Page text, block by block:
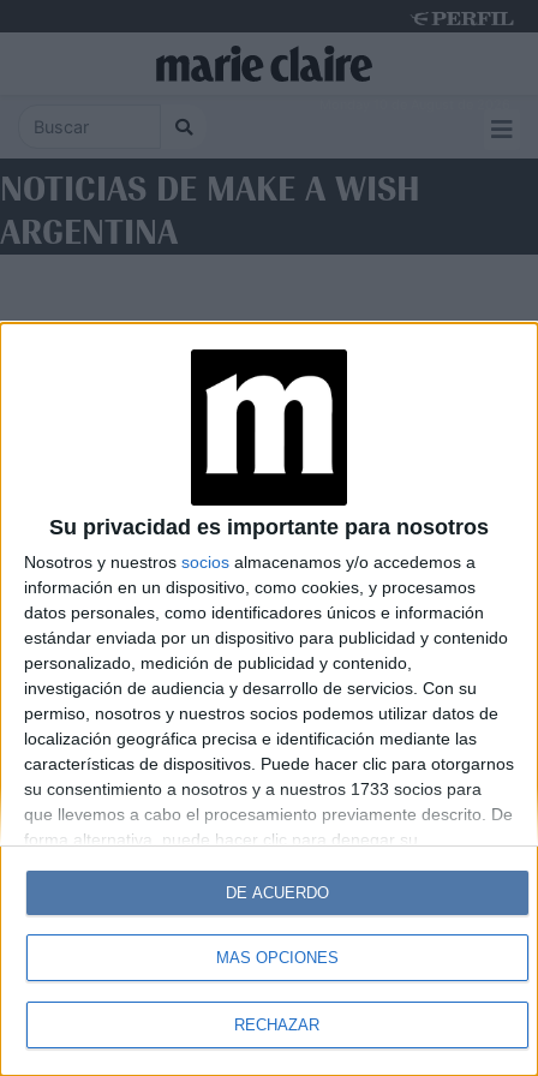
Su privacidad es importante para nosotros
Nosotros y nuestros socios almacenamos y/o accedemos a
información en un dispositivo, como cookies, y procesamos
datos personales, como identificadores únicos e información
estándar enviada por un dispositivo para publicidad y contenido
personalizado, medición de publicidad y contenido,
investigación de audiencia y desarrollo de servicios. Con su
permiso, nosotros y nuestros socios podemos utilizar datos de
localización geográfica precisa e identificación mediante las
características de dispositivos. Puede hacer clic para otorgarnos
su consentimiento a nosotros y a nuestros 1733 socios para
que llevemos a cabo el procesamiento previamente descrito. De
forma alternativa, puede hacer clic para denegar su
cambiar sus preferencias antes de otorgar su consentimiento.
Tenga en cuenta que algún procesamiento de sus datos
personales puede no requerir de su consentimiento, pero usted
tiene el derecho de rechazar tal procesamiento. Sus
sus preferencias o retirar su consentimiento en cualquier
MÁS OPCIONES
RECHAZAR
DE ACUERDO
NOTICIAS DE MAKE A WISH
ARGENTINA
Caras Noticias
Hombre
Parabrisas
Look
Luz Mía Lunateen Break BATimes
© Perfil.com 2006-2019 - Todos los derechos reservados
Registro de Propiedad Intelectual: Nro. 5346433